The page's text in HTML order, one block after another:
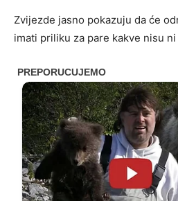
Zvijezde jasno pokazuju da će
imati priliku za pare kakve nisu ni